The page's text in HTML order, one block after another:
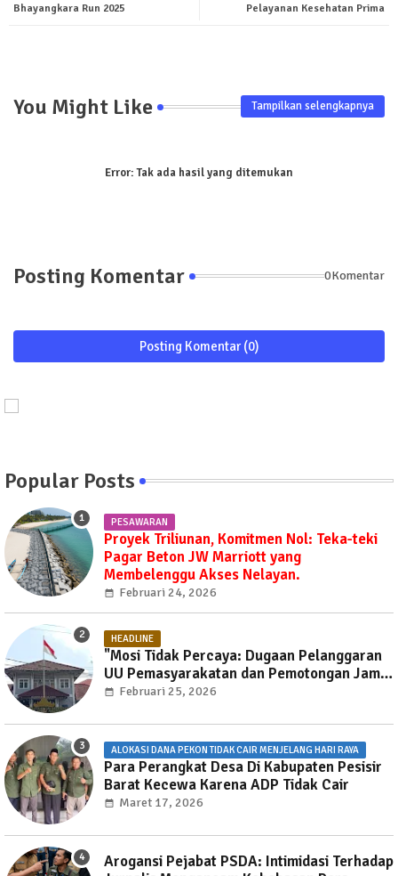
Pelayanan Kesehatan Prima
Bhayangkara Run 2025
You Might Like Tampilkan selengkapnya
Error:Tak ada hasil yang ditemukan
Posting Komentar 0Komentar
Posting Komentar (0)
Popular Posts
PESAWARAN
Proyek Triliunan, Komitmen Nol: Teka-teki
Pagar Beton JW Marriott yang
Membelenggu Akses Nelayan.
Februari 24, 2026
HEADLINE
"Mosi Tidak Percaya: Dugaan Pelanggaran
UU Pemasyarakatan dan Pemotongan Jam
Layanan Publik di Rutan Way Huwi."
Februari 25, 2026
ALOKASI DANA PEKON TIDAK CAIR MENJELANG HARI RAYA
Para Perangkat Desa Di Kabupaten Pesisir
Barat Kecewa Karena ADP Tidak Cair
Maret 17, 2026
Arogansi Pejabat PSDA: Intimidasi Terhadap